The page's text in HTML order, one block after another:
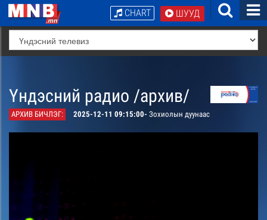
ШУУД
CHART
Үндэсний радио /архив/
АРХИВ БИЧЛЭГ: 2025-12-11 09:15:00- Зохиолын дуунаас